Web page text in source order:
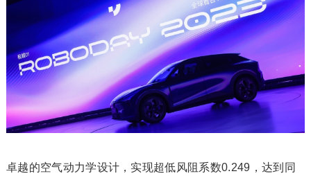
卓越的空气动力学设计，实现超低风阻系数0.249，达到同